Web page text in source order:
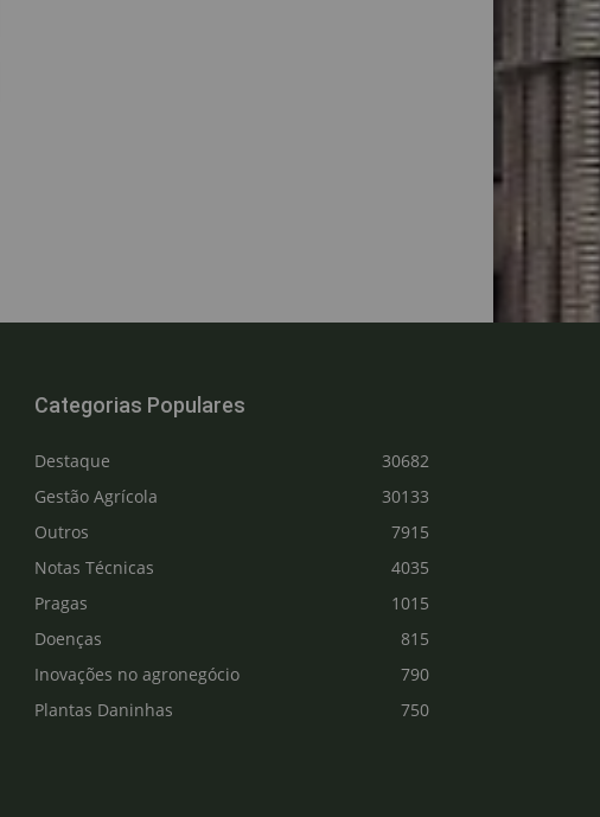
Categorias Populares
Destaque
30682
Gestão Agrícola
30133
Outros
7915
Notas Técnicas
4035
Pragas
1015
Doenças
815
Inovações no agronegócio
790
Plantas Daninhas
750